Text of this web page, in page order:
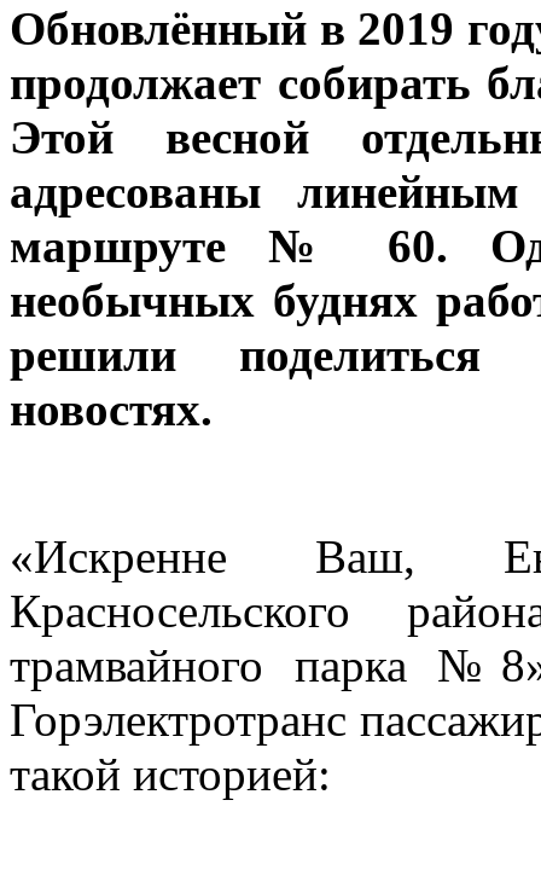
Обновлённый в 2019
продолжает собирать
Этой весной
адресованы
маршруте № 60.
необычных буднях
решили
новостях.
«Искренне Ваш,
Красносельского
трамвайного парка
Горэлектротранс
такой историей: